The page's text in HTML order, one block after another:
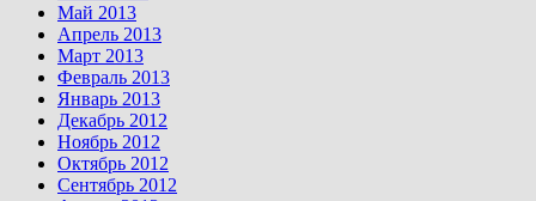
Май 2013
Апрель 2013
Март 2013
Февраль 2013
Январь 2013
Декабрь 2012
Ноябрь 2012
Октябрь 2012
Сентябрь 2012